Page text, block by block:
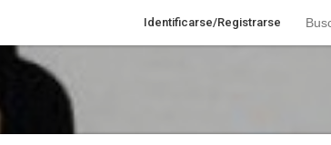
Identificarse/Registrarse